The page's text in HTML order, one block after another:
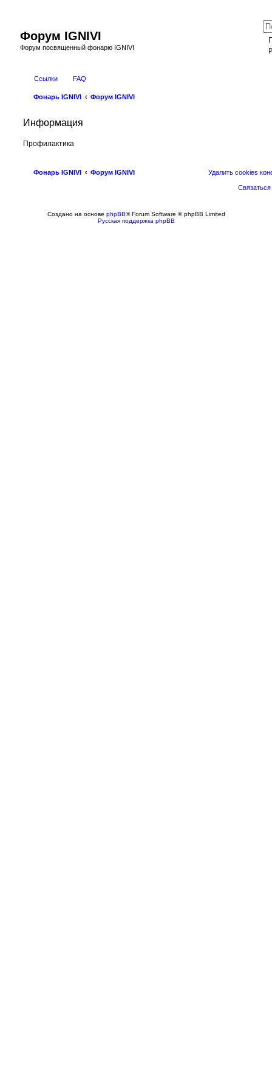
Форум IGNIVI
Форум посвященный фонарю IGNIVI
Ссылки FAQ
Фонарь IGNIVI Форум IGNIVI
Информация
Профилактика
Фонарь IGNIVI Форум IGNIVI Удалить cookies
Создано на основе phpBB® Forum Software © phpBB Limited
Русская поддержка phpBB